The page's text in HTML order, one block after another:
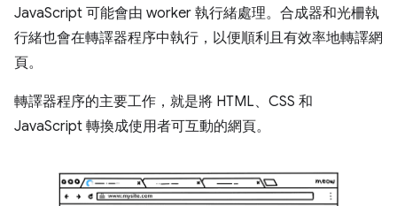
JavaScript 可能會由 worker 執行緒處理。合成器和光柵執
行緒也會在轉譯器程序中執行，以便順利且有效率地轉譯網
頁。
轉譯器程序的主要工作，就是將 HTML、CSS 和
JavaScript 轉換成使用者可互動的網頁。